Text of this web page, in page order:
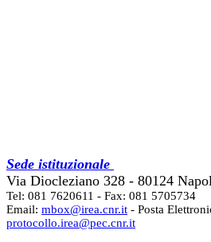
Sede istituzionale
Via Diocleziano 328 - 80124
Tel: 081 7620611 - Fax: 081 5705734
Email: mbox@irea.cnr.it - Posta
protocollo.irea@pec.cnr.it